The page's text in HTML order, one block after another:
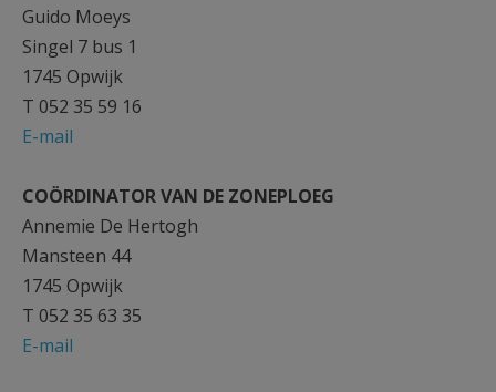
Guido Moeys
Singel 7 bus 1
1745 Opwijk
T 052 35 59 16
E-mail
COÖRDINATOR VAN DE ZONEPLOEG
Annemie De Hertogh
Mansteen 44
1745 Opwijk
T 052 35 63 35
E-mail